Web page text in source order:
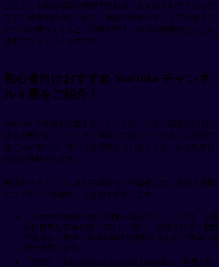
少なくともある程度を理解できれば、まずはそれで十分なの
です。時間が経つにつれて、英語の音やネイティブが使うフ
レーズに慣れてくると、語彙が増え、内容の理解がどんどん
簡単になっていくはずです。
初心者向けおすすめ YouTube チャンネ
ル 6 選をご紹介！
YouTube で英語を学習するメリットの 1 つは、英語力だけに
頼る必要がないことです。画面上で起こっていることが目で
見てわかるので、すべてを理解していなくても、ある程度は
内容が理解できます。
英語のリスニングにまだ自信がない学習者には、次の 2 種類
のコンテンツを探すことをおすすめします。
「Comprehensible Input（理解可能な入力）」 では、意図
的に簡単な言葉を使って話し、特に、使用される可能性
のあるより複雑な英語の単語を説明するために簡単な英
語を使用します。
「TPRS — Total Physical Response Storytelling（全身反応